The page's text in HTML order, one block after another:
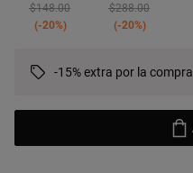
Price reduced from
$148.00to
-20%
Price reduced from
$288.00to
-20%
-15% extra por la